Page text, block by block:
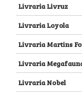
Livraria Livruz
Livraria Loyola
Livraria Martins
Livraria
Livraria Nobel